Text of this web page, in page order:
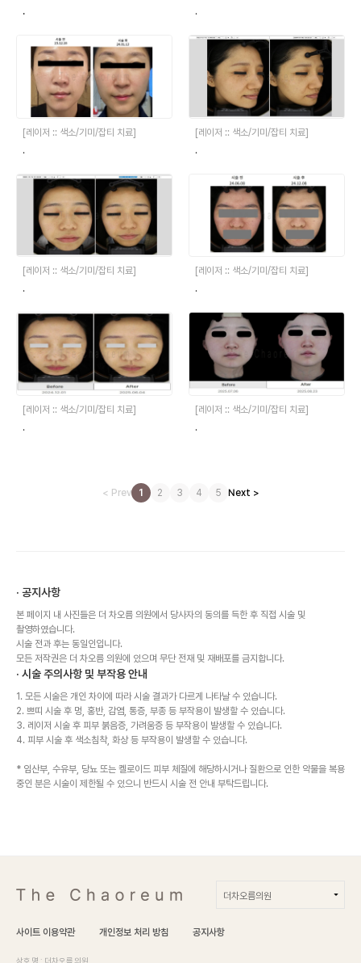
.
.
[레이저 :: 색소/기미/잡티 치료]
.
[레이저 :: 색소/기미/잡티 치료]
.
[레이저 :: 색소/기미/잡티 치료]
.
[레이저 :: 색소/기미/잡티 치료]
.
[레이저 :: 색소/기미/잡티 치료]
.
[레이저 :: 색소/기미/잡티 치료]
.
< Prev 1 2 3 4 5 Next >
· 공지사항
본 페이지 내 사진들은 더 차오름 의원에서 당사자의 동의를 득한 후 직접 시술 및
촬영하였습니다.
시술 전과 후는 동일인입니다.
모든 저작권은 더 차오름 의원에 있으며 무단 전재 및 재배포를 금지합니다.
· 시술 주의사항 및 부작용 안내
1. 모든 시술은 개인 차이에 따라 시술 결과가 다르게 나타날 수 있습니다.
2. 쁘띠 시술 후 멍, 홍반, 감염, 통증, 부종 등 부작용이 발생할 수 있습니다.
3. 레이저 시술 후 피부 붉음증, 가려움증 등 부작용이 발생할 수 있습니다.
4. 피부 시술 후 색소침착, 화상 등 부작용이 발생할 수 있습니다.
* 임산부, 수유부, 당뇨 또는 켈로이드 피부 체질에 해당하시거나 질환으로 인한 약물을 복용
중인 분은 시술이 제한될 수 있으니 반드시 시술 전 안내 부탁드립니다.
사이트 이용약관 개인정보 처리 방침 공지사항
상호명 : 더차오름의원
더차오름의원